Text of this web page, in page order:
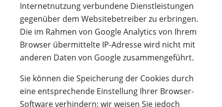
Internetnutzung verbundene Dienstleistungen
gegenüber dem Websitebetreiber zu erbringen.
Die im Rahmen von Google Analytics von Ihrem
Browser übermittelte IP-Adresse wird nicht mit
anderen Daten von Google zusammengeführt.
Sie können die Speicherung der Cookies durch
eine entsprechende Einstellung Ihrer Browser-
Software verhindern; wir weisen Sie jedoch